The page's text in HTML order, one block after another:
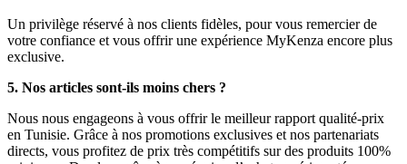
Un privilège réservé à nos clients fidèles, pour vous remercier de
votre confiance et vous offrir une expérience MyKenza encore plus
exclusive.
5. Nos articles sont-ils moins chers ?
Nous nous engageons à vous offrir le meilleur rapport qualité-prix
en Tunisie. Grâce à nos promotions exclusives et nos partenariats
directs, vous profitez de prix très compétitifs sur des produits 100%